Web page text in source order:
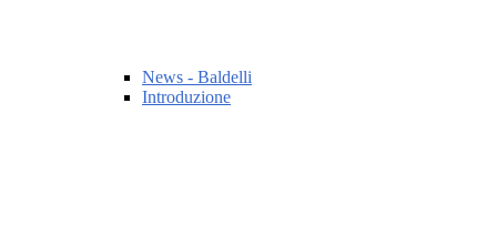
News - Baldelli
Introduzione